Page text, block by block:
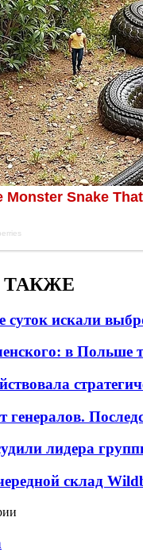
ТАКЖЕ
суток искали
в Польше
генералов.
лидера
склад